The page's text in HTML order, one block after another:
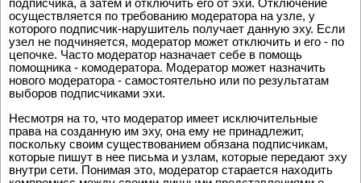
осуществляется по требованию модератора на узле, у
которого подписчик-нарушитель получает данную эху. Если
узел не подчиняется, модератор может отключить и его - по
цепочке. Часто модератор назначает себе в помощь
помощника - комодератора. Модератор может назначить
нового модератора - самостоятельно или по результатам
выборов подписчиками эхи.
Несмотря на то, что модератор имеет исключительные
права на созданную им эху, она ему не принадлежит,
поскольку своим существованием обязана подписчикам,
которые пишут в нее письма и узлам, которые передают эху
внутри сети. Понимая это, модератор старается находить